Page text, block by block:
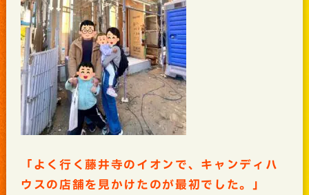
「よく行く藤井寺のイオンで、キャンディハ
ウスの店舗を見かけたのが最初でした。」